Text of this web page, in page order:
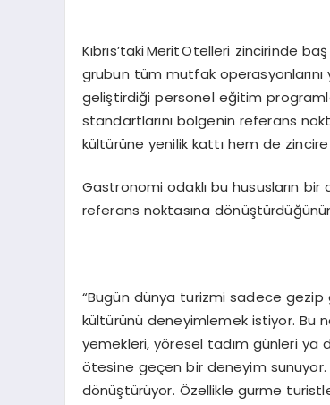
Kıbrıs’taki Merit Otelleri zincirinde
grubun tüm mutfak
geliştirdiği personel eğitim
standartlarını bölgenin referans
kültürüne yenilik kattı hem de
Gastronomi odaklı bu hususların
referans noktasına
“Bugün dünya turizmi sadece gezip
kültürünü deneyimlemek istiyor. Bu
yemekleri, yöresel tadım günleri ya
ötesine geçen bir deneyim
dönüştürüyor. Özellikle gurme